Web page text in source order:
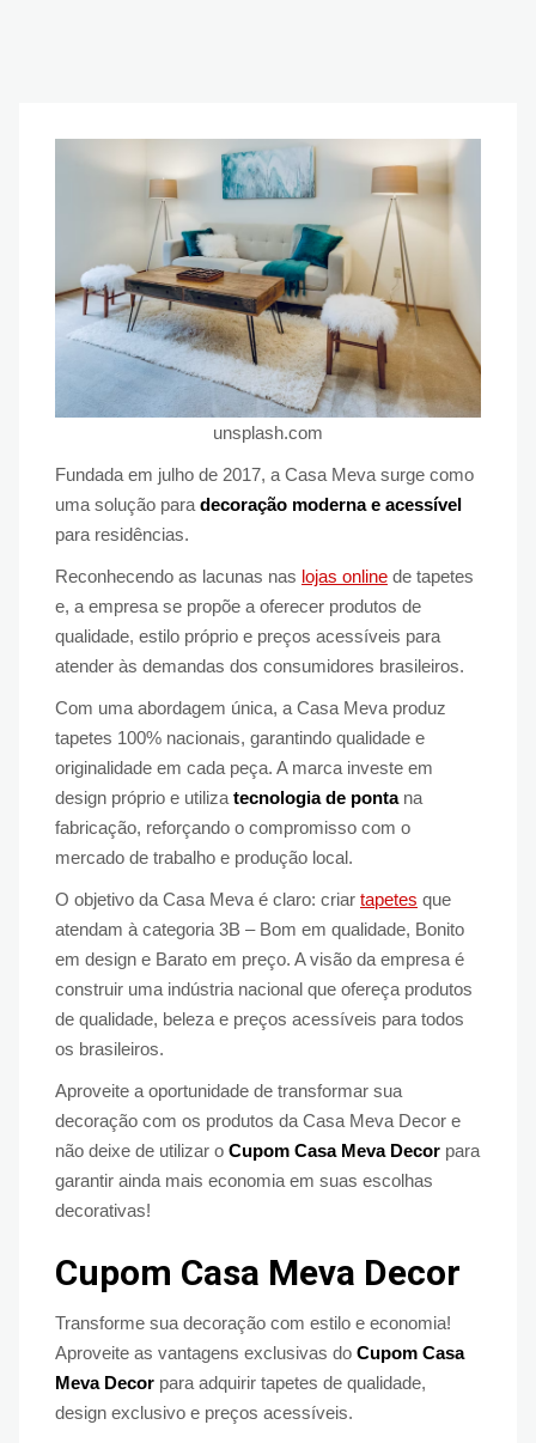
unsplash.com
Fundada em julho de 2017, a Casa Meva surge como
uma solução para decoração moderna e acessível
para residências.
Reconhecendo as lacunas nas lojas online de tapetes
e, a empresa se propõe a oferecer produtos de
qualidade, estilo próprio e preços acessíveis para
atender às demandas dos consumidores brasileiros.
Com uma abordagem única, a Casa Meva produz
tapetes 100% nacionais, garantindo qualidade e
originalidade em cada peça. A marca investe em
design próprio e utiliza tecnologia de pontana
fabricação, reforçando o compromisso com o
mercado de trabalho e produção local.
O objetivo da Casa Meva é claro: criar tapetes que
atendam à categoria 3B – Bom em qualidade, Bonito
em design e Barato em preço. A visão da empresa é
construir uma indústria nacional que ofereça produtos
de qualidade, beleza e preços acessíveis para todos
os brasileiros.
Aproveite a oportunidade de transformar sua
decoração com os produtos da Casa Meva Decor e
não deixe de utilizar o Cupom Casa Meva Decor para
garantir ainda mais economia em suas escolhas
decorativas!
Cupom Casa Meva Decor
Transforme sua decoração com estilo e economia!
Aproveite as vantagens exclusivas do Cupom Casa
Meva Decor para adquirir tapetes de qualidade,
design exclusivo e preços acessíveis.